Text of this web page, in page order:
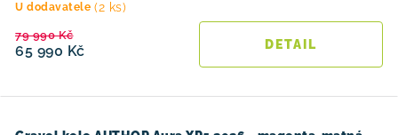
U dodavatele (2 ks)
65 990 Kč
79 990 Kč